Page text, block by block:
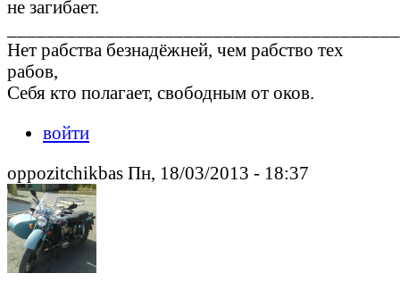
не загибает.
Нет рабства безнадёжней, чем рабство тех
рабов,
Себя кто полагает, свободным от оков.
войти
oppozitchikbas Пн, 18/03/2013 - 18:37